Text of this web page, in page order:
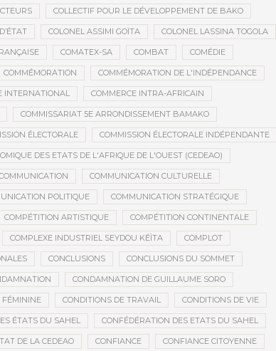
COLLECTIF POUR LE DÉVELOPPEMENT DE BAKO
COLONEL ASSIMI GOÏTA COLONEL LASSINA TOGOLA
COMATEX-SA COMBAT COMÉDIE
COMMÉMORATION COMMÉMORATION DE L'INDÉPENDANCE
INTERNATIONAL COMMERCE INTRA-AFRICAIN
COMMISSARIAT 5E ARRONDISSEMENT BAMAKO
ÉLECTORALE COMMISSION ÉLECTORALE INDÉPENDANTE
DES ETATS DE L'AFRIQUE DE L'OUEST (CEDEAO)
COMMUNICATION CULTURELLE
POLITIQUE COMMUNICATION STRATÉGIQUE
COMPÉTITION ARTISTIQUE COMPÉTITION CONTINENTALE
COMPLEXE INDUSTRIEL SEYDOU KÉÏTA COMPLOT
CONCLUSIONS CONCLUSIONS DU SOMMET
CONDAMNATION DE GUILLAUME SORO
FÉMININE CONDITIONS DE TRAVAIL CONDITIONS DE VIE
ÉTATS DU SAHEL CONFÉDÉRATION DES ETATS DU SAHEL
DE LA CEDEAO CONFIANCE CONFIANCE CITOYENNE